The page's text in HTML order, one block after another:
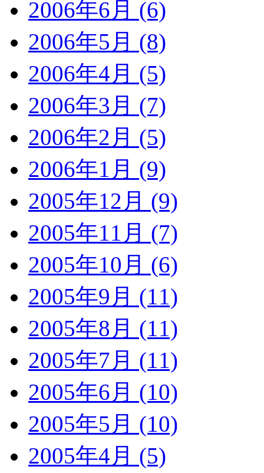
2006年6月 (6)
2006年5月 (8)
2006年4月 (5)
2006年3月 (7)
2006年2月 (5)
2006年1月 (9)
2005年12月 (9)
2005年11月 (7)
2005年10月 (6)
2005年9月 (11)
2005年8月 (11)
2005年7月 (11)
2005年6月 (10)
2005年5月 (10)
2005年4月 (5)